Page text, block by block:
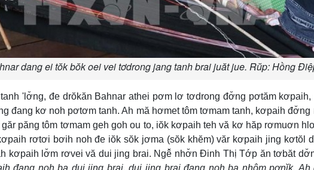
dang ei tŏk bŏk oei vei tơdrong jang tanh brai juăt jue. Rŭp: Hồng
'lơ̆ng, đe drŏkăn Bahnar athei pơm lơ tơdrong đơ̆ng pơtăm kơpaih,
đang kơ noh pơtơm tanh. Ah mă hơmet tôm tơmam tanh, kơpaih đơ̆ng
păng tôm tơmam geh goh ou to, iŏk kơpaih teh vă kơ hăp rơmuơn
rơtơi bơih noh đe iŏk sŏk jơma (sŏk khĕm) văr kơpaih jing kơtŏl
kơpaih lơ̆m rơvei vă dui jing brai. Ngê̆ nhơ̆n Đinh Thị Tớp ăn tơbăt